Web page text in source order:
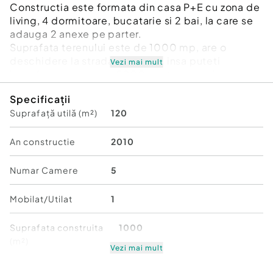
Constructia este formata din casa P+E cu zona de
living, 4 dormitoare, bucatarie si 2 bai, la care se
adauga 2 anexe pe parter.
Suprafata terenului este de 1000 mp, are o
deschidere la strada de 20 ml, insa puteti
panou de apa calda, iar ca sursa de incalzire
centrala pe lemne.
Se accepta si varianta de schimb cu apartament
cu o eventuala diferenta.
Pentru mai multe detalii nu ezitai sa ne contactati!
Id intern: P176040
Număr niveluri imobil:1
Vezi mai mult
Specificații
Suprafață utilă (m²) 120
An constructie 2010
Numar Camere 5
Mobilat/Utilat 1
Suprafata construita
1000
Vezi mai mult